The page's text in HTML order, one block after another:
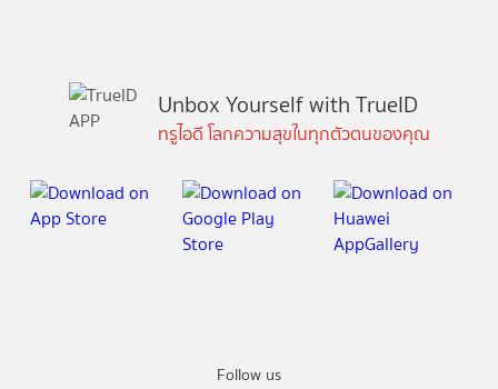
Follow us
Unbox Yourself with TrueID
ทรูไอดี โลกความสุขในทุกตัวตนของคุณ